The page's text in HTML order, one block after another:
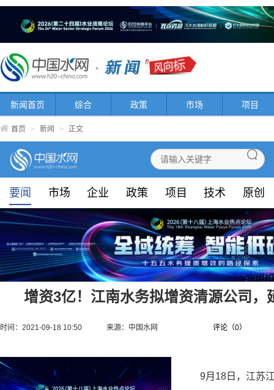
新闻首页 综合 政策 市场 项目
首页 > 新闻 > 正文
要闻 市场 企业 政策 项目 技术 原创
增资3亿！江南水务拟增资清源公司，
时间：2021-09-18 10:50 来源： 中国水网 评论（0）
9月18日，江苏